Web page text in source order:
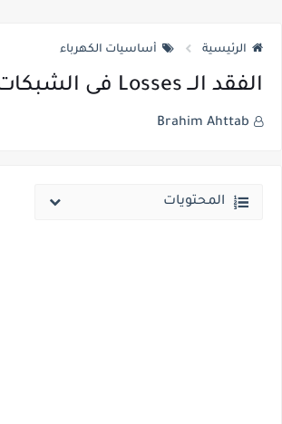
الرئيسية أساسيات الكهرباء
الفقد الــ Losses فى الشبكات الكهربائية
Brahim Ahttab
المحتويات